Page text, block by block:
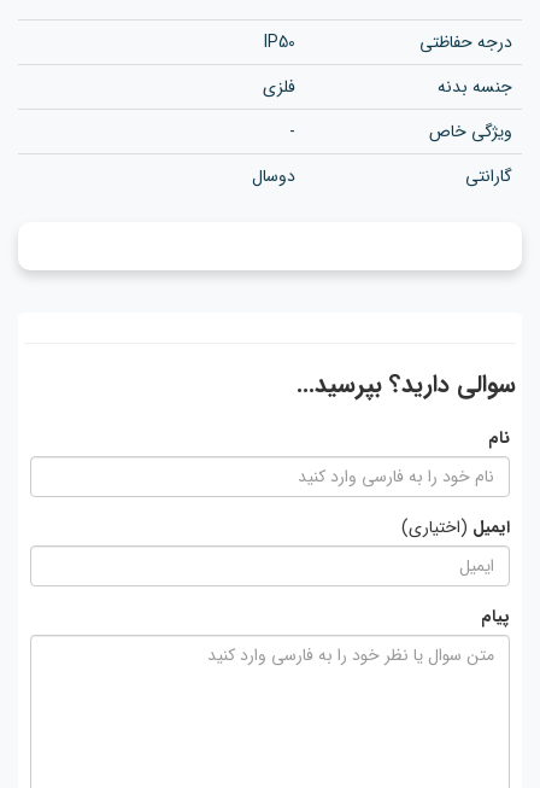
درجه حفاظتی
IP50
جنسه بدنه
فلزی
ویژگی خاص
-
گارانتی
دوسال
سوالی دارید؟ بپرسید...
نام
ایمیل (اختیاری)
پیام